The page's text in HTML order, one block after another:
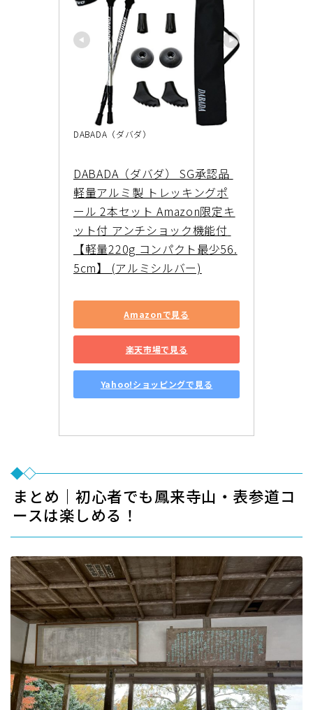
DABADA（ダバダ）
DABADA（ダバダ） SG承認品
軽量アルミ製 トレッキングポ
ール 2本セット Amazon限定キ
ット付 アンチショック機能付
【軽量220g コンパクト最少56.
5cm】 (アルミシルバー)
Amazonで見る
楽天市場で見る
Yahoo!ショッピングで見る
まとめ｜初心者でも鳳来寺山・表参道コ
ースは楽しめる！